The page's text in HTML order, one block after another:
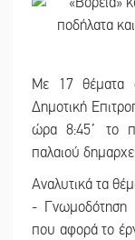
Με 17 θέματα
Δημοτική
ώρα 8:45΄ το
παλαιού
Αναλυτικά τα
- Γνωμοδότηση
που αφορά το